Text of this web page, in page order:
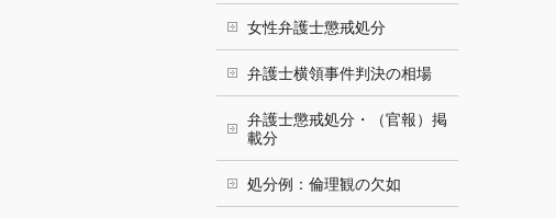
女性弁護士懲戒処分
弁護士横領事件判決の相場
弁護士懲戒処分・（官報）掲
載分
処分例：倫理観の欠如